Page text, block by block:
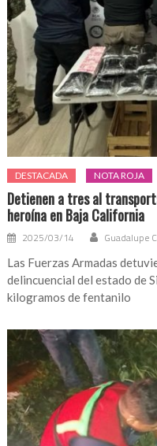
DESTACADA NOTA ROJA
Detienen a tres al
heroína en Baja California
2025/03/14 Guadalupe
Las Fuerzas Armadas
delincuencial del estado de
kilogramos de fentanilo